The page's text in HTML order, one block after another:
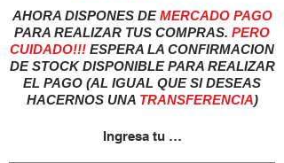
AHORA DISPONES DEMERCADO PAGO
PARA REALIZAR TUS COMPRAS. PERO
CUIDADO!!! ESPERA LA CONFIRMACION
DE STOCK DISPONIBLE PARA REALIZAR
EL PAGO (AL IGUAL QUE SI DESEAS
HACERNOS UNA TRANSFERENCIA)
Ingresa tu usuairo